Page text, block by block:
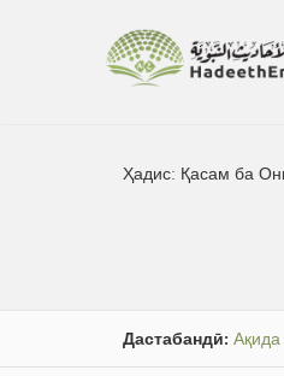
Ҳадис: Қасам ба
Дастабандӣ: Ақида